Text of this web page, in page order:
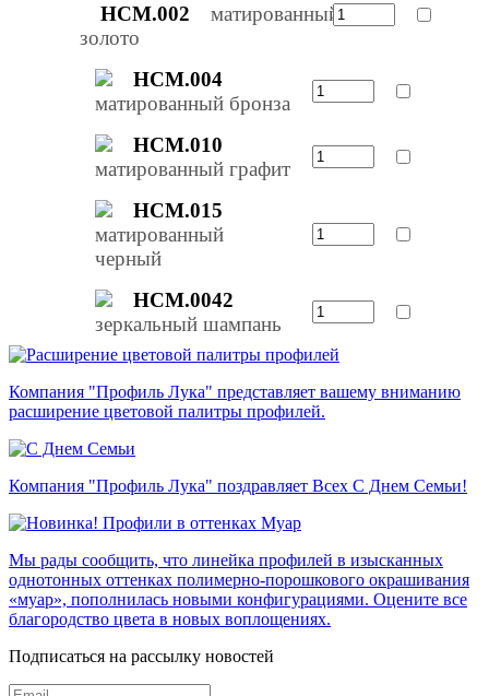
НСМ.002
матированный
золото
НСМ.004
матированный бронза
НСМ.010
матированный графит
НСМ.015
матированный
черный
НСМ.0042
зеркальный шампань
Компания "Профиль Лука" представляет вашему вниманию
расширение цветовой палитры профилей.
Компания "Профиль Лука" поздравляет Всех С Днем Семьи!
Мы рады сообщить, что линейка профилей в изысканных
однотонных оттенках полимерно-порошкового окрашивания
«муар», пополнилась новыми конфигурациями. Оцените все
благородство цвета в новых воплощениях.
Подписаться на рассылку новостей